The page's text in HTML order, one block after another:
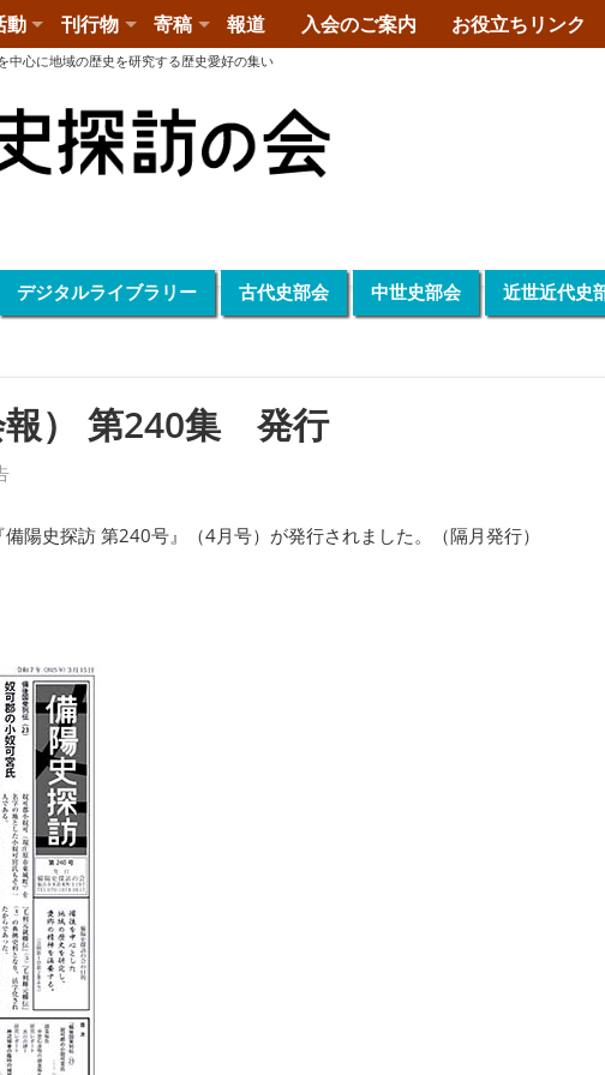
動 刊行物 寄稿 報道 入会のご案内 お役立ちリンク
中心に地域の歴史を研究する歴史愛好の集い
デジタルライブラリー 古代史部会 中世史部会 近世近代史
報） 第240集 発行
陽史探訪 第240号』（4月号）が発行されました。（隔月発行）